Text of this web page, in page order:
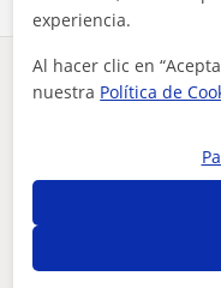
¿Hay algún error
estudiante de inglés en la
Otros
de Santa
experiencia.
Al hacer clic en
nuestra Política de